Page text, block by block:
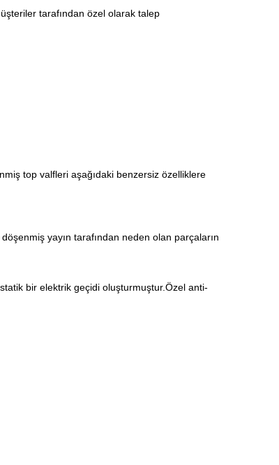
tarafından özel olarak talep
top valfleri aşağıdaki benzersiz özelliklere
yayın tarafından neden olan parçaların
bir elektrik geçidi oluşturmuştur.Özel anti-